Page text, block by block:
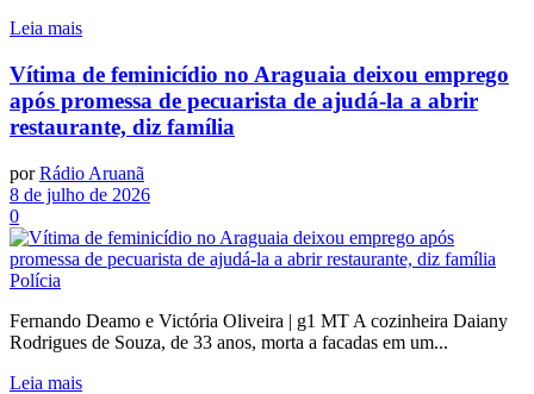
Leia mais
Vítima de feminicídio no Araguaia deixou emprego
após promessa de pecuarista de ajudá-la a abrir
restaurante, diz família
por Rádio Aruanã
8 de julho de 2026
0
Polícia
Fernando Deamo e Victória Oliveira | g1 MT A cozinheira Daiany
Rodrigues de Souza, de 33 anos, morta a facadas em um...
Leia mais